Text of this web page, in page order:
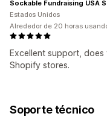
Excellent support,
Shopify stores.
Sockable Fundraising USA
Estados Unidos
Alrededor de 20 horas
Soporte técnico